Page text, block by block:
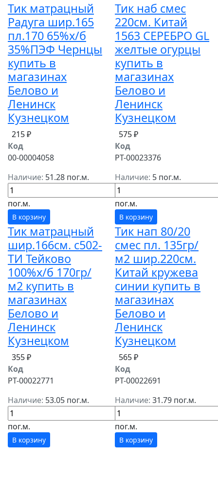
Тик матрацный
Радуга шир.165
пл.170 65%х/б
35%ПЭФ Чернцы
купить в
магазинах
Белово и
Ленинск
Кузнецком
215 ₽
Код
00-00004058
Наличие: 51.28 пог.м.
пог.м.
В корзину
Тик наб смес
220см. Китай
1563 СЕРЕБРО GL
желтые огурцы
купить в
магазинах
Белово и
Ленинск
Кузнецком
575 ₽
Код
РТ-00023376
Наличие: 5 пог.м.
пог.м.
В корзину
Тик матрацный
шир.166см. с502-
ТИ Тейково
100%х/б 170гр/
м2 купить в
магазинах
Белово и
Ленинск
Кузнецком
355 ₽
Код
РТ-00022771
Наличие: 53.05 пог.м.
пог.м.
В корзину
Тик нап 80/20
смес пл. 135гр/
м2 шир.220см.
Китай кружева
синии купить в
магазинах
Белово и
Ленинск
Кузнецком
565 ₽
Код
РТ-00022691
Наличие: 31.79 пог.м.
пог.м.
В корзину